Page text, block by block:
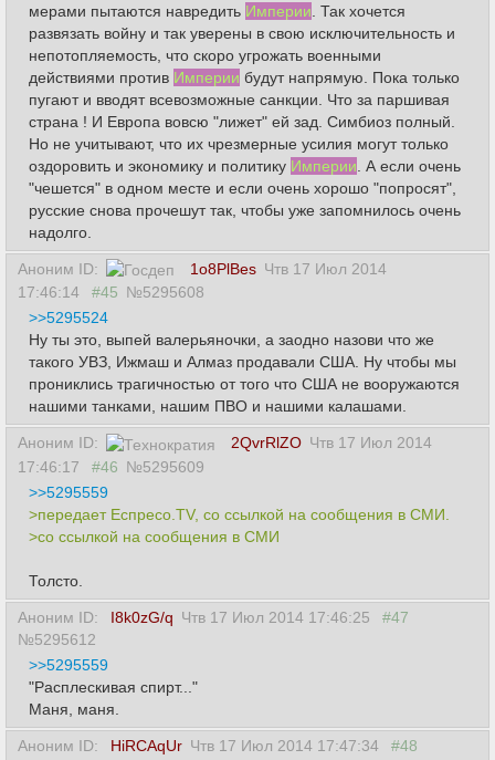
мерами пытаются навредить Империи . Так хочется
развязать войну и так уверены в свою исключительность и
непотопляемость, что скоро угрожать военными
действиями против Империи будут напрямую. Пока только
пугают и вводят всевозможные санкции. Что за паршивая
страна ! И Европа вовсю "лижет" ей зад. Симбиоз полный.
Но не учитывают, что их чрезмерные усилия могут только
оздоровить и экономику и политику Империи . А если очень
"чешется" в одном месте и если очень хорошо "попросят",
русские снова прочешут так, чтобы уже запомнилось очень
надолго.
Аноним ID: 1o8PlBes Чтв 17 Июл 2014
17:46:14
#45 №5295608
>>5295524
Ну ты это, выпей валерьяночки, а заодно назови что же
такого УВЗ, Ижмаш и Алмаз продавали США. Ну чтобы мы
прониклись трагичностью от того что США не вооружаются
нашими танками, нашим ПВО и нашими калашами.
Аноним ID: 2QvrRlZO Чтв 17 Июл 2014
17:46:17
#46 №5295609
>>5295559
>передает Еспресо.TV, со ссылкой на сообщения в СМИ.
>со ссылкой на сообщения в СМИ
Толсто.
Аноним ID: I8k0zG/q Чтв 17 Июл 2014 17:46:25
#47
№5295612
>>5295559
"Расплескивая спирт..."
Маня, маня.
Аноним ID: HiRCAqUr Чтв 17 Июл 2014 17:47:34
#48